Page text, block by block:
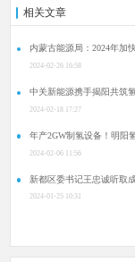
相关文章
内蒙古能源局：2024年加
2024-02-26 16:58
中关新能源携手揭阳共筑
2024-02-18 17:27
年产2GW制氢设备！明阳
2024-02-06 11:56
新都区委书记王忠诚听取
2024-01-25 10:31